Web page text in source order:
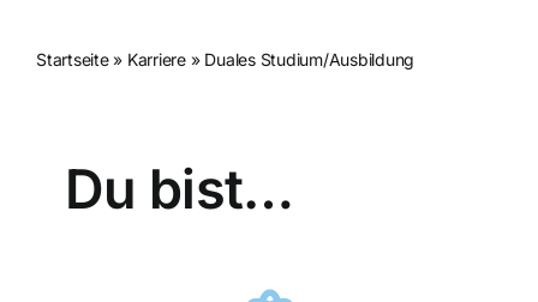
Startseite» Karriere» Duales Studium/Ausbildung
Du bist…